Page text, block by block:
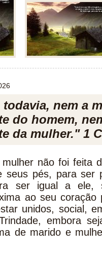
nem a
do homem,
da mulher." 1
mulher não foi feita
seus pés, para ser
ser igual a ele,
ao seu
unidos, social,
embora
de marido e